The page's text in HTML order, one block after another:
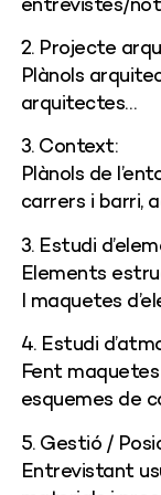
entrevistes/
2. Projecte
Plànols
arquitectes…
3. Context:
Plànols de
carrers i barri,
3. Estudi
Elements
I maquetes
4. Estudi
Fent
esquemes de
5. Gestió /
Entrevistant